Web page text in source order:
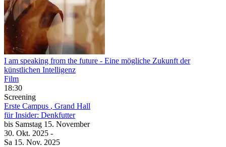
I am speaking from the future - Eine mögliche Zukunft der
künstlichen Intelligenz
Film
18:30
Screening
Erste Campus , Grand Hall
für Insider: Denkfutter
bis Samstag 15. November
30. Okt. 2025 -
Sa 15. Nov. 2025